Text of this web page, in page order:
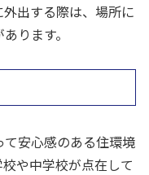
出する際は、場所に
ります。
て安心感のある住環境
や中学校が点在して